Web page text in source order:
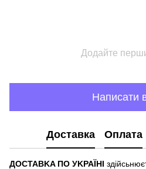
Додайте
Написати
Доставка Оплата
ДOCTABKA ПO УKPAЇHІ